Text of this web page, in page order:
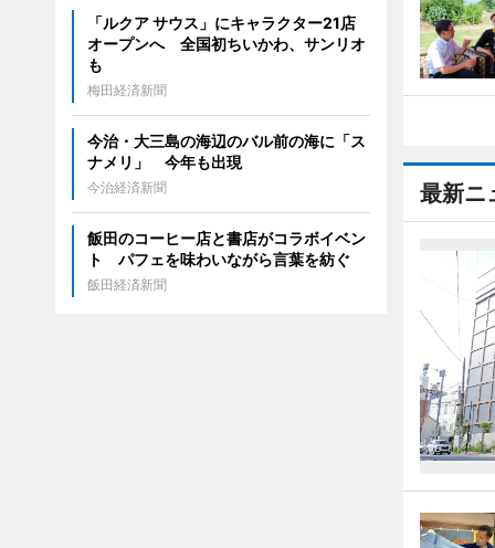
最新ニ
「ルクア サウス」にキャラクター21店
オープンへ 全国初ちいかわ、サンリオ
も
梅田経済新聞
今治・大三島の海辺のバル前の海に「ス
ナメリ」 今年も出現
今治経済新聞
飯田のコーヒー店と書店がコラボイベン
ト パフェを味わいながら言葉を紡ぐ
飯田経済新聞